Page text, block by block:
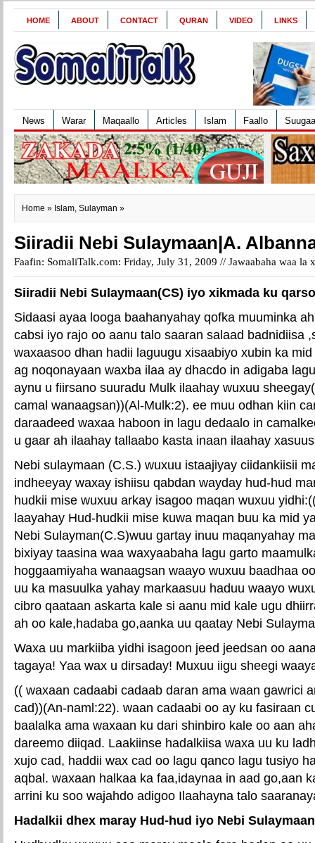
HOME ABOUT CONTACT QURAN VIDEO LINKS
News Warar Maqaallo Articles Islam Faallo
Home » Islam, Sulayman »
Siiradii Nebi Sulaymaan|A.
Faafin: SomaliTalk.com: Friday, July 31, 2009 // Jawaabaha waa la
Siiradii Nebi Sulaymaan(CS) iyo xikmada ku
Sidaasi ayaa looga baahanyahay qofka muuminka
cabsi iyo rajo oo aanu talo saaran salaad badnidiisa
waxaasoo dhan hadii laguugu xisaabiyo xubin ka
ag noqonayaan waxba ilaa ay dhacdo in adigaba
aynu u fiirsano suuradu Mulk ilaahay wuxuu
camal wanaagsan))(Al-Mulk:2). ee muu odhan kiin
daraadeed waxaa haboon in lagu dedaalo in
u gaar ah ilaahay tallaabo kasta inaan ilaahay
Nebi sulaymaan (C.S.) wuxuu istaajiyay ciidankiisii
indheeyay waxay ishiisu qabdan wayday hud-hud
hudkii mise wuxuu arkay isagoo maqan wuxuu
laayahay Hud-hudkii mise kuwa maqan buu ka mid
Nebi Sulayman(C.S)wuu gartay inuu maqanyahay
bixiyay taasina waa waxyaabaha lagu garto
hoggaamiyaha wanaagsan waayo wuxuu baadhaa
uu ka masuulka yahay markaasuu haduu waayo
cibro qaataan askarta kale si aanu mid kale ugu
ah oo kale,hadaba go,aanka uu qaatay Nebi
Waxa uu markiiba yidhi isagoon jeed jeedsan oo
tagaya! Yaa wax u dirsaday! Muxuu iigu sheegi
(( waxaan cadaabi cadaab daran ama waan gawrici
cad))(An-naml:22). waan cadaabi oo ay ku fasiraan
baalalka ama waxaan ku dari shinbiro kale oo aan
dareemo diiqad. Laakiinse hadalkiisa waxa uu ku
xujo cad, haddii wax cad oo lagu qanco lagu tusiyo
aqbal. waxaan halkaa ka faa,idaynaa in aad go,aan
arrini ku soo wajahdo adigoo Ilaahayna talo
Hadalkii dhex maray Hud-hud iyo Nebi Sulaymaan